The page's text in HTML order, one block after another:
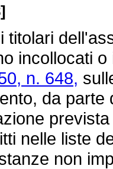
incollocati
n. 648,
da
nelle liste
non